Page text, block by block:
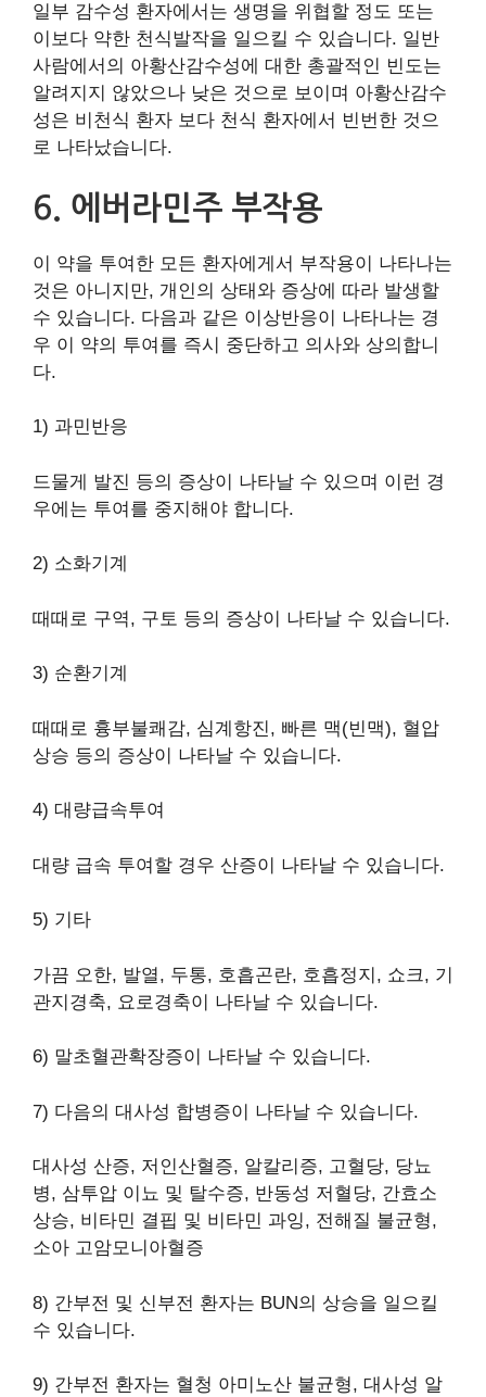
일부 감수성 환자에서는 생명을 위협할 정도 또는
이보다 약한 천식발작을 일으킬 수 있습니다. 일반
사람에서의 아황산감수성에 대한 총괄적인 빈도는
알려지지 않았으나 낮은 것으로 보이며 아황산감수
성은 비천식 환자 보다 천식 환자에서 빈번한 것으
로 나타났습니다.
6. 에버라민주 부작용
이 약을 투여한 모든 환자에게서 부작용이 나타나는
것은 아니지만, 개인의 상태와 증상에 따라 발생할
수 있습니다. 다음과 같은 이상반응이 나타나는 경
우 이 약의 투여를 즉시 중단하고 의사와 상의합니
다.
1) 과민반응
드물게 발진 등의 증상이 나타날 수 있으며 이런 경
우에는 투여를 중지해야 합니다.
2) 소화기계
때때로 구역, 구토 등의 증상이 나타날 수 있습니다.
3) 순환기계
때때로 흉부불쾌감, 심계항진, 빠른 맥(빈맥), 혈압
상승 등의 증상이 나타날 수 있습니다.
4) 대량급속투여
대량 급속 투여할 경우 산증이 나타날 수 있습니다.
5) 기타
가끔 오한, 발열, 두통, 호흡곤란, 호흡정지, 쇼크, 기
관지경축, 요로경축이 나타날 수 있습니다.
6) 말초혈관확장증이 나타날 수 있습니다.
7) 다음의 대사성 합병증이 나타날 수 있습니다.
대사성 산증, 저인산혈증, 알칼리증, 고혈당, 당뇨
병, 삼투압 이뇨 및 탈수증, 반동성 저혈당, 간효소
상승, 비타민 결핍 및 비타민 과잉, 전해질 불균형,
소아 고암모니아혈증
8) 간부전 및 신부전 환자는 BUN의 상승을 일으킬
수 있습니다.
9) 간부전 환자는 혈청 아미노산 불균형, 대사성 알